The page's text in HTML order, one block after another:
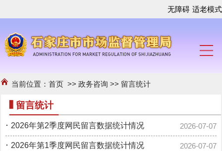
无障碍 适老模式
当前位置：首页 >>政务咨询 >> 留言统计
留言统计
· 2026年第2季度网民留言数据统计情况 2026-07-07
· 2026年第1季度网民留言数据统计情况 2026-07-07